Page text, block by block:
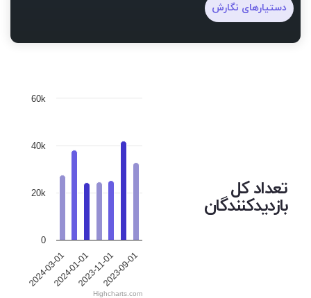
دستیارهای نگارش
تعداد کل
بازدیدکنندگان
2024-03-012024-01-012023-11-012023-09-01
0
20k
40k
60k
Highcharts.com